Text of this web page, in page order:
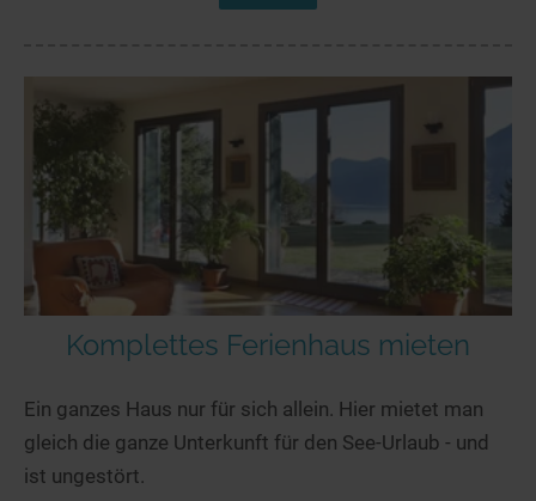
Komplettes Ferienhaus mieten
Ein ganzes Haus nur für sich allein. Hier mietet man
gleich die ganze Unterkunft für den See-Urlaub - und
ist ungestört.